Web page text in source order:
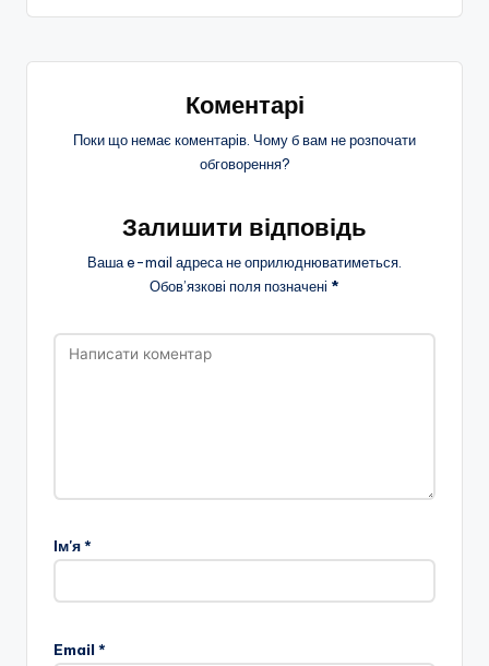
Коментарі
Поки що немає коментарів. Чому б вам не розпочати
обговорення?
Залишити відповідь
Ваша e-mail адреса не оприлюднюватиметься.
Обов’язкові поля позначені *
Ім'я*
Email *